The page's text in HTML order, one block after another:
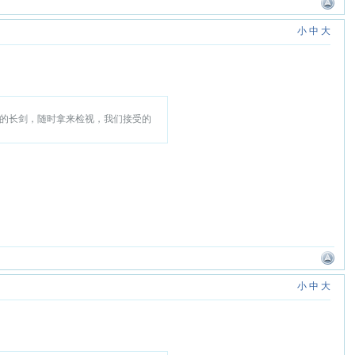
小 中 大
长剑，随时拿来检视，我们接受的
小 中 大